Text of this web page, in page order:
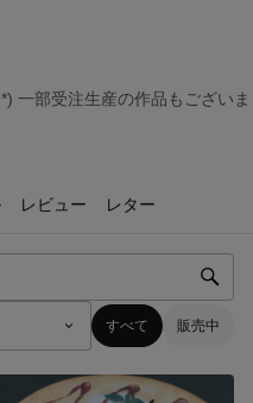
一部受注生産の作品もございま
レビュー レター
すべて 販売中